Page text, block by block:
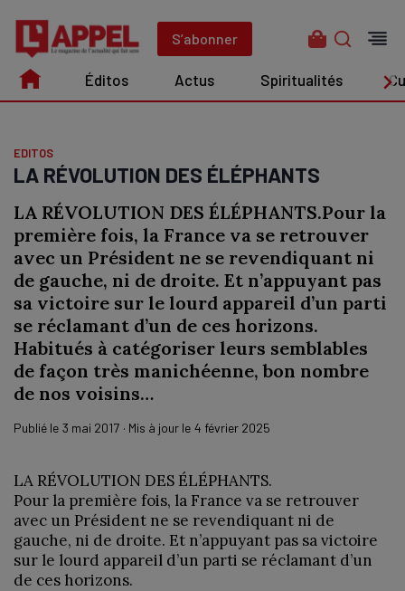
contenu
S’abonner
Édito Actus Spiritualités Culture
Éditos Actus Spiritualités
EDITOS
LA RÉVOLUTION DES ÉLÉPHANTS
LA RÉVOLUTION DES ÉLÉPHANTS.Pour la
première fois, la France va se retrouver
avec un Président ne se revendiquant ni
de gauche, ni de droite. Et n’appuyant pas
sa victoire sur le lourd appareil d’un parti
se réclamant d’un de ces horizons.
Habitués à catégoriser leurs semblables
de façon très manichéenne, bon nombre
de nos voisins…
Publié le 3 mai 2017 · Mis à jour le 4 février 2025
LA RÉVOLUTION DES ÉLÉPHANTS.
Pour la première fois, la France va se retrouver
avec un Président ne se revendiquant ni de
gauche, ni de droite. Et n’appuyant pas sa victoire
sur le lourd appareil d’un parti se réclamant d’un
de ces horizons.